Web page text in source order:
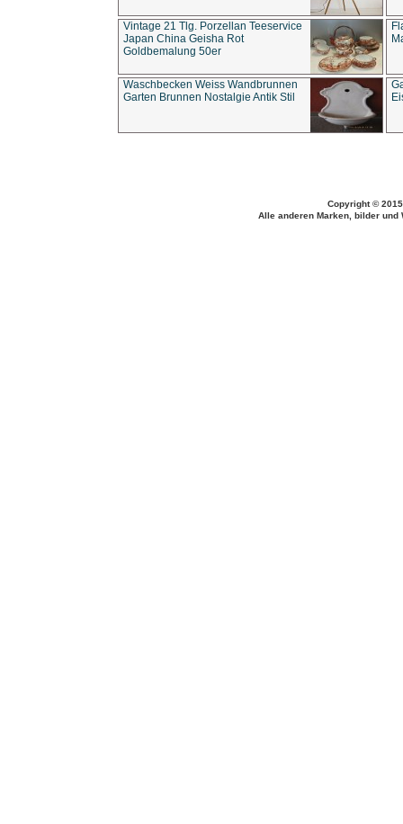
Vintage 21 Tlg. Porzellan Teeservice
Japan China Geisha Rot
Goldbemalung 50er
Waschbecken Weiss Wandbrunnen
Garten Brunnen Nostalgie Antik Stil
Copyright ©
Alle anderen Marken, bilder und